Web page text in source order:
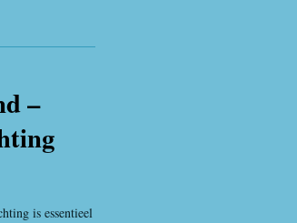
–
is essentieel